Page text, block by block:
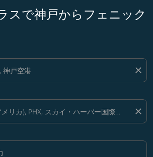
スで神戸からフェニック
close
close